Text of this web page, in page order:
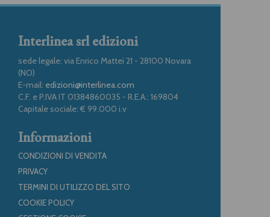
Interlinea srl edizioni
sede legale: via Enrico Mattei 21 - 28100 Novara
(NO)
E-mail: edizioni@interlinea.com
C.F. e P.IVA IT 01384860035 - R.E.A.: 169804
Capitale sociale: € 99.000 i.v
Informazioni
CONDIZIONI DI VENDITA
PRIVACY
TERMINI DI UTILIZZO DEL SITO
COOKIE POLICY